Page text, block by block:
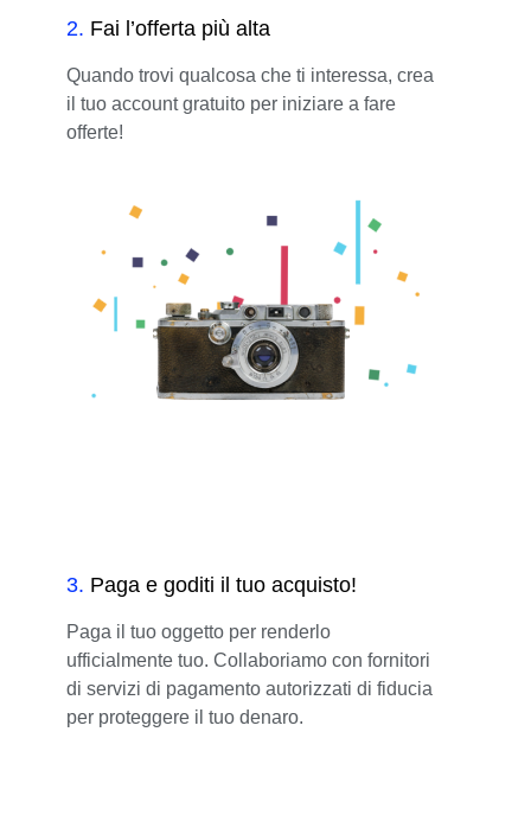
2. Fai l’offerta più alta
Quando trovi qualcosa che ti interessa, crea
il tuo account gratuito per iniziare a fare
offerte!
3. Paga e goditi il tuo acquisto!
Paga il tuo oggetto per renderlo
ufficialmente tuo. Collaboriamo con fornitori
di servizi di pagamento autorizzati di fiducia
per proteggere il tuo denaro.